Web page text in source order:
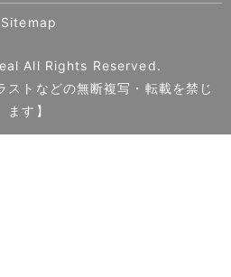
Sitemap
All Rights Reserved.
ストなどの無断複写・転載を禁じ
ます】